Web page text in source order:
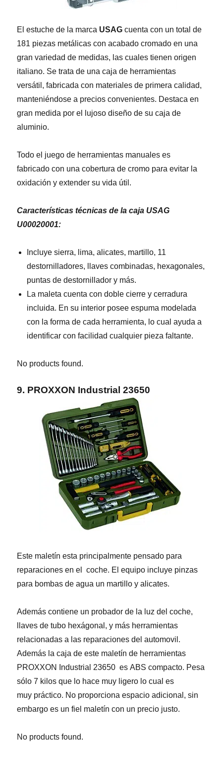
El estuche de la marca USAG cuenta con un total de
181 piezas metálicas con acabado cromado en una
gran variedad de medidas, las cuales tienen origen
italiano. Se trata de una caja de herramientas
versátil, fabricada con materiales de primera calidad,
manteniéndose a precios convenientes. Destaca en
gran medida por el lujoso diseño de su caja de
aluminio.
Todo el juego de herramientas manuales es
fabricado con una cobertura de cromo para evitar la
oxidación y extender su vida útil.
Características técnicas de la caja USAG
U00020001:
Incluye sierra, lima, alicates, martillo, 11
destornilladores, llaves combinadas, hexagonales,
puntas de destornillador y más.
La maleta cuenta con doble cierre y cerradura
incluida. En su interior posee espuma modelada
con la forma de cada herramienta, lo cual ayuda a
identificar con facilidad cualquier pieza faltante.
No products found.
9. PROXXON Industrial 23650
Este maletín esta principalmente pensado para
reparaciones en el coche. El equipo incluye pinzas
para bombas de agua un martillo y alicates.
Además contiene un probador de la luz del coche,
llaves de tubo hexágonal, y más herramientas
relacionadas a las reparaciones del automovil.
Además la caja de este maletín de herramientas
PROXXON Industrial 23650 es ABS compacto. Pesa
sólo 7 kilos que lo hace muy ligero lo cual es
muy práctico. No proporciona espacio adicional, sin
embargo es un fiel maletín con un precio justo.
No products found.